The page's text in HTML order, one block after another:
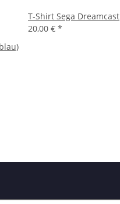
T-Shirt Sega Dreamcast
20,00 € *